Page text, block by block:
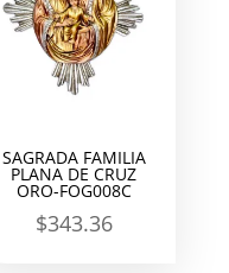
SAGRADA FAMILIA
PLANA DE CRUZ
ORO-FOG008C
$343.36